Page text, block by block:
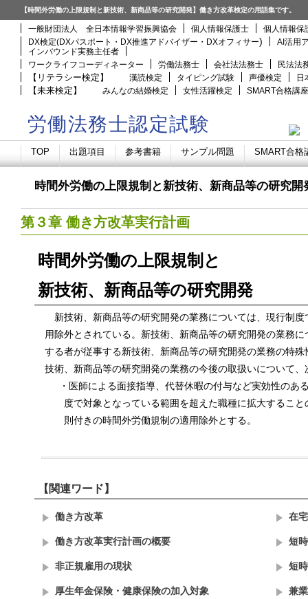
【時間外労働の上限規制と新技術、新商品等の研究開発】働き方改革検定の用語集です。
一般財団法人 全日本情報学習振興協会 個人情報保護士
個人情報保
DX検定(DXパスポート・DX推進アドバイザー・DXオフィサー)
AI活用
インバウンド実務主任者
ワークライフコーディネーター
労働法務士 会社法法務士 民法法
【リテラシー検定】 漢読検定 タイピング試験 声優検定 日
【未来検定】 みんなの結婚検定 女性活躍検定 SMART合格講座
労働法務士認定試験
TOP 出題項目 参考書籍 サンプル問題 SMART合格
時間外労働の上限規制と新技術、新商品等の研究
第３章 働き方改革実行計画
時間外労働の上限規制と
新技術、新商品等の研究開発
新技術、新商品等の研究開発の業務については、現行制
用除外とされている。新技術、新商品等の研究開発の業務
する者が従事する新技術、新商品等の研究開発の業務の特
技術、新商品等の研究開発の業務の今後の取扱いについて
・医師による面接指導、代替休暇の付与など実効性のあ
度で対象となっている範囲を超えた職種に拡大するこ
則付きの時間外労働規制の適用除外とする。
【関連ワード】
働き方改革
働き方改革実行計画の概要
非正規雇用の現状
厚生年金保険・健康保険の加入対象
在
短
短
兼